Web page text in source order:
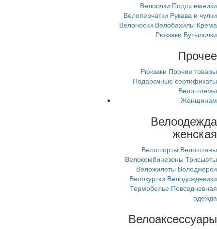
Велоочки Подшлемники
Велоперчатки Рукава и чулки
Велоноски Велобахилы Крема
Рюкзаки Бутылочки
Прочее
Рюкзаки Прочие товары
Подарочные сертификаты
Велошлемы
Женщинам
Велоодежда
женская
Велошорты Велоштаны
Велокомбинезоны Трисьюты
Веложилеты Велоджерси
Велокуртки Велодождевики
Термобелье Повседневная
одежда
Велоаксессуары